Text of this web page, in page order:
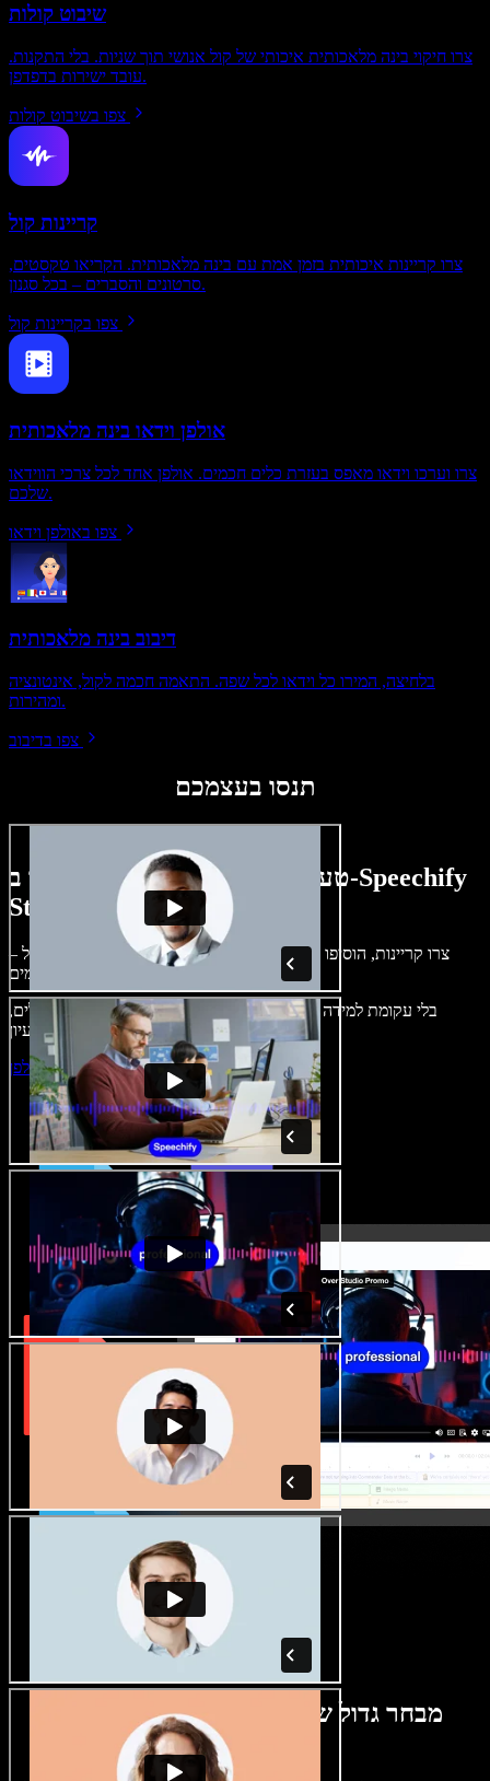
שיבוט קולות
צרו חיקוי בינה מלאכותית איכותי של קול אנושי תוך שניות. בלי התקנות.
עובד ישירות בדפדפן.
צפו בשיבוט קולות
קריינות קול
צרו קריינות איכותית בזמן אמת עם בינה מלאכותית. הקריאו טקסטים,
סרטונים והסברים – בכל סגנון.
צפו בקריינות קול
אולפן וידאו בינה מלאכותית
צרו וערכו וידאו מאפס בעזרת כלים חכמים. אולפן אחד לכל צרכי הווידאו
שלכם.
צפו באולפן וידאו
דיבוב בינה מלאכותית
בלחיצה, המירו כל וידאו לכל שפה. התאמה חכמה לקול, אינטונציה
ומהירות.
צפו בדיבוב
תנסו בעצמכם
טעימה קטנה ממה שתוכלו ליצור ב-Speechify
Studio.
צרו קריינות, הוסיפו תמונות ללא זכויות, אודיו, סרטונים ושיבוט קול –
בלי עקומת למידה – הכול זמין בדפדפן. יוצרי תוכן כבר לא מוגבלים,
התחילו ליצור באולפן
מבחר גדול של קולות נשים וגברים במגוון
מבטאים